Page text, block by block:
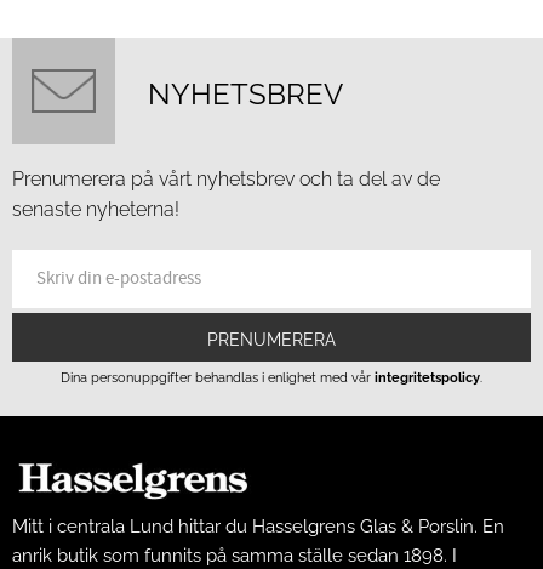
NYHETSBREV
Prenumerera på vårt nyhetsbrev och ta del av de
senaste nyheterna!
PRENUMERERA
Dina personuppgifter behandlas i enlighet med vår integritetspolicy.
Mitt i centrala Lund hittar du Hasselgrens Glas & Porslin. En
anrik butik som funnits på samma ställe sedan 1898. I